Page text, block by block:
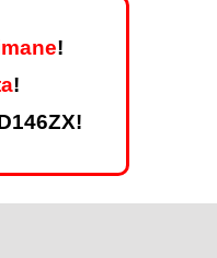
!
!